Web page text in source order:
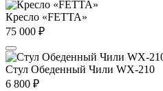
Кресло «FETTA»
75 000 ₽
Стул Обеденный Чили WX-210
6 800 ₽